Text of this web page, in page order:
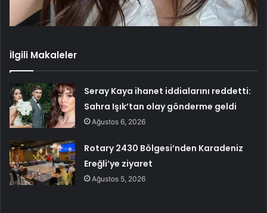
İlgili Makaleler
Seray Kaya ihanet iddialarını reddetti:
Sahra Işık’tan olay gönderme geldi
Ağustos 6, 2026
Rotary 2430 Bölgesi’nden Karadeniz
Ereğli’ye ziyaret
Ağustos 5, 2026